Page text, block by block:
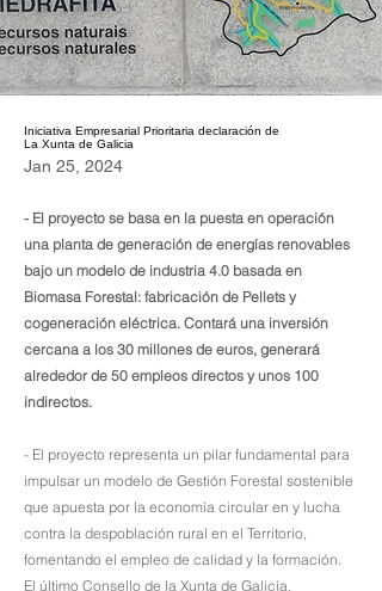
Iniciativa Empresarial Prioritaria declaración de
La Xunta de Galicia
Jan 25, 2024
- El proyecto se basa en la puesta en operación
una planta de generación de energías renovables
bajo un modelo de industria 4.0 basada en
Biomasa Forestal: fabricación de Pellets y
cogeneración eléctrica. Contará una inversión
cercana a los 30 millones de euros, generará
alrededor de 50 empleos directos y unos 100
indirectos.
- El proyecto representa un pilar fundamental para
impulsar un modelo de Gestión Forestal sostenible
que apuesta por la economía circular en y lucha
contra la despoblación rural en el Territorio,
fomentando el empleo de calidad y la formación.
El último Consello de la Xunta de Galicia,